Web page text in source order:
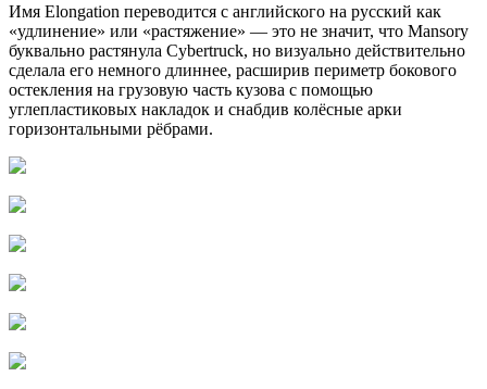
Имя Elongation переводится с английского на русский как
«удлинение» или «растяжение» — это не значит, что Mansory
буквально растянула Cybertruck, но визуально действительно
сделала его немного длиннее, расширив периметр бокового
остекления на грузовую часть кузова с помощью
углепластиковых накладок и снабдив колёсные арки
горизонтальными рёбрами.